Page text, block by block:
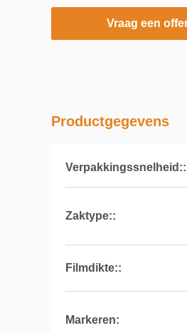
Vraag een
Productgegevens
Verpakkingssnelheid::
Zaktype::
Filmdikte::
Markeren: